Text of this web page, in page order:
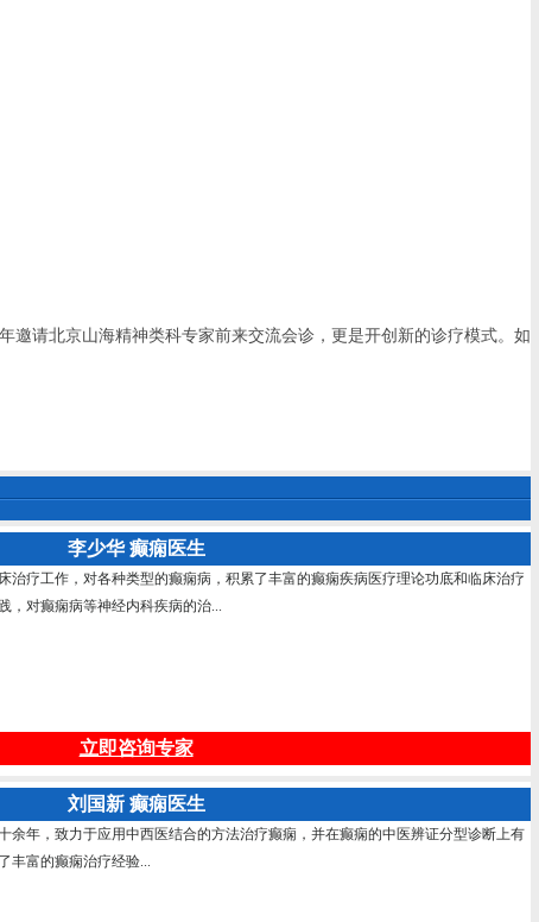
请北京山海精神类科专家前来交流会诊，更是开创新的诊疗模式。如
李少华 癫痫医生
治疗工作，对各种类型的癫痫病，积累了丰富的癫痫疾病医疗理论功底和临床治疗
，对癫痫病等神经内科疾病的治...
立即咨询专家
刘国新 癫痫医生
余年，致力于应用中西医结合的方法治疗癫痫，并在癫痫的中医辨证分型诊断上有
丰富的癫痫治疗经验...